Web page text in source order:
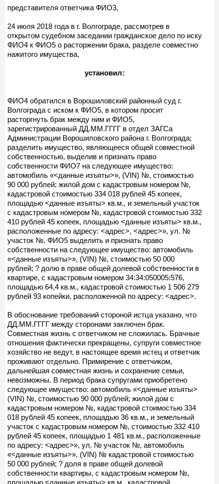
представителя ответчика ФИО3,
24 июля 2018 года в г. Волгограде, рассмотрев в
открытом судебном заседании гражданское дело по иску
ФИО4 к ФИО5 о расторжении брака, разделе совместно
нажитого имущества,
установил:
ФИО4 обратился в Ворошиловский районный суд г.
Волгограда с иском к ФИО5, в котором просит
расторгнуть брак между ним и ФИО5,
зарегистрированный ДД.ММ.ГГГГ в отдел ЗАГСа
Администрации Ворошиловского района г. Волгограда;
разделить имущество, являющееся общей совместной
собственностью, выделив и признать право
собственности ФИО7 на следующее имущество:
автомобиль «<данные изъяты>», (VIN) №, стоимостью
90 000 рублей; жилой дом с кадастровым номером №,
кадастровой стоимостью 334 018 рублей 45 копеек,
площадью <данные изъяты> кв.м., и земельный участок
с кадастровым номером №, кадастровой стоимостью 332
410 рублей 45 копеек, площадью <данные изъяты> кв.м.,
расположенные по адресу: <адрес>, <адрес>», ул. №
участок №. ФИО5 выделить и признать право
собственности на следующее имущество: автомобиль
«<данные изъяты>», (VIN) №, стоимостью 50 000
рублей; ? долю в праве общей долевой собственности в
квартире, с кадастровым номером 34:34:050005:576,
площадью 64,4 кв.м., кадастровой стоимостью 1 506 279
рублей 93 копейки, расположенной по адресу: <адрес>.
В обоснование требований стороной истца указано, что
ДД.ММ.ГГГГ между сторонами заключен брак.
Совместная жизнь с ответчиком не сложилась. Брачные
отношения фактически прекращены, супруги совместное
хозяйство не ведут, в настоящее время истец и ответчик
проживают отдельно. Примирение с ответчиком,
дальнейшая совместная жизнь и сохранение семьи,
невозможны. В период брака супругами приобретено
следующее имущество: автомобиль «<данные изъяты>
(VIN) №, стоимостью 90 000 рублей; жилой дом с
кадастровым номером №, кадастровой стоимостью 334
018 рублей 45 копеек, площадью 36 кв.м., и земельный
участок с кадастровым номером №, стоимостью 332 410
рублей 45 копеек, площадью 1 481 кв.м., расположенные
по адресу: <адрес>», ул. № участок №, автомобиль
«<данные изъяты>», (VIN) № кадастровой стоимостью
50 000 рублей; ? доля в праве общей долевой
собственности квартиры, с кадастровым номером №,
площадью <данные изъяты> кв.м., кадастровой